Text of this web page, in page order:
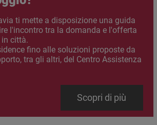
ti mette a disposizione una guida
l'incontro tra la domanda e l'offerta
città.
fino alle soluzioni proposte da
tra gli altri, del Centro Assistenza
Scopri di più